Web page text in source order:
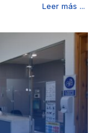
Leer más ...